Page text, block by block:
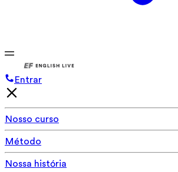
Entrar
Nosso curso
Método
Nossa história